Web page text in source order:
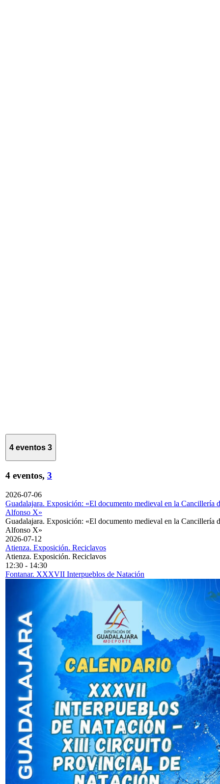
4 eventos 3
4 eventos, 3
2026-07-06
Guadalajara. Exposición: «El documento medieval en la Cancillería
Alfonso X»
Guadalajara. Exposición: «El documento medieval en la Cancillería
Alfonso X»
2026-07-12
Atienza. Exposición. Reciclavos
Atienza. Exposición. Reciclavos
12:30 - 14:30
Fontanar. XXXVII Interpueblos de Natación